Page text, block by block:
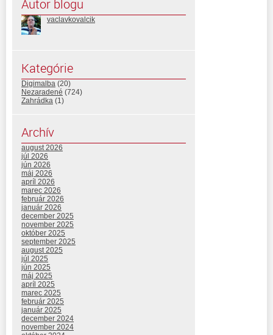
Autor blogu
vaclavkovalcik
Kategórie
Digimalba (20)
Nezaradené (724)
Zahrádka (1)
Archív
august 2026
júl 2026
jún 2026
máj 2026
apríl 2026
marec 2026
február 2026
január 2026
december 2025
november 2025
október 2025
september 2025
august 2025
júl 2025
jún 2025
máj 2025
apríl 2025
marec 2025
február 2025
január 2025
december 2024
november 2024